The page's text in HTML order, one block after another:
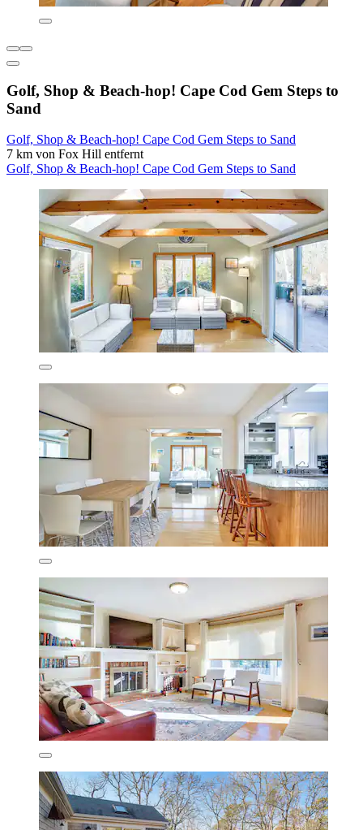
Golf, Shop & Beach-hop! Cape Cod Gem Steps to
Sand
Golf, Shop & Beach-hop! Cape Cod Gem Steps to Sand
7 km von Fox Hill entfernt
Golf, Shop & Beach-hop! Cape Cod Gem Steps to Sand